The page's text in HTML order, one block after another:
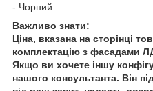
- Чорний.
Важливо знати:
Ціна, вказана на сторінці
комплектацію з фасадами
Якщо ви хочете іншу
нашого консультанта. Він